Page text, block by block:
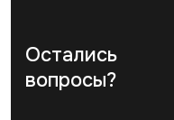
Остались
вопросы?